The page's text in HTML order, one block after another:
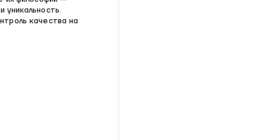
уникальность.
качества на